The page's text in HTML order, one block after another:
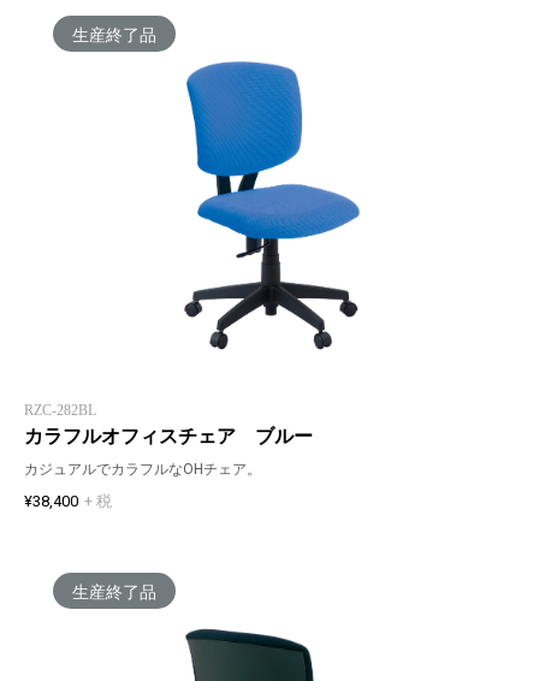
生産終了品
RZC-282BL
カラフルオフィスチェア ブルー
カジュアルでカラフルなOHチェア。
¥38,400 + 税
生産終了品